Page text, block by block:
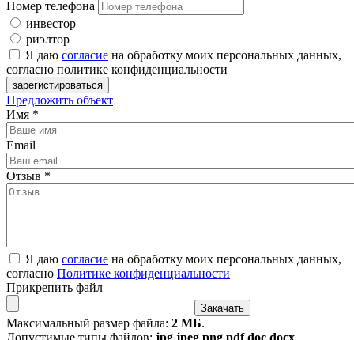
Номер телефона
инвестор
риэлтор
Я даю согласие на обработку моих персональных данных,
согласно политике конфиденциальности
Предложить объект
Имя *
Email
Отзыв *
Я даю согласие на обработку моих персональных данных,
согласно Политике конфиденциальности
Прикрепить файл
Максимальный размер файла: 2 МБ.
Допустимые типы файлов: jpg jpeg png pdf doc docx